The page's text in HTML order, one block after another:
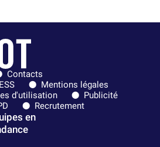
Contacts
Mentions légales
d'utilisation
Publicité
Recrutement
en